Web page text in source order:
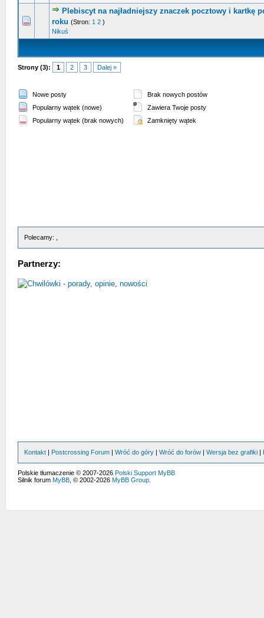
Plebiscyt na najładniejszy znaczek pocztowy i kartkę
roku (Stron: 1 2 )
Nikuś
0 głosów - średnia ocena: 0 na 5 gwiazdek
Strony (3): 1 2 3 Dalej »
Nowe posty
Popularny wątek (nowe)
Popularny wątek (brak nowych)
Brak nowych postów
Zawiera Twoje posty
Zamknięty wątek
Polecamy: ,
Partnerzy:
Kontakt Postcrossing Forum Wróć do góry Wróć do forów Wersja bez grafiki
Polskie tłumaczenie © 2007-2026 Polski Support MyBB
Silnik forum MyBB, © 2002-2026 MyBB Group.